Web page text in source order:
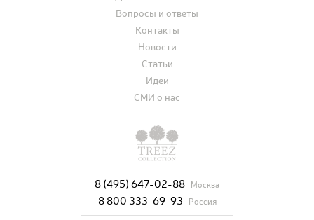
8 (495) 647-02-88 Москва
8 800 333-69-93 Россия
Вопросы и ответы
Контакты
Новости
Статьи
Идеи
СМИ о нас